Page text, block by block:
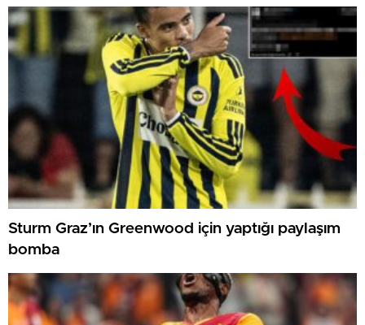
Sturm Graz’ın Greenwood için yaptığı paylaşım
bomba